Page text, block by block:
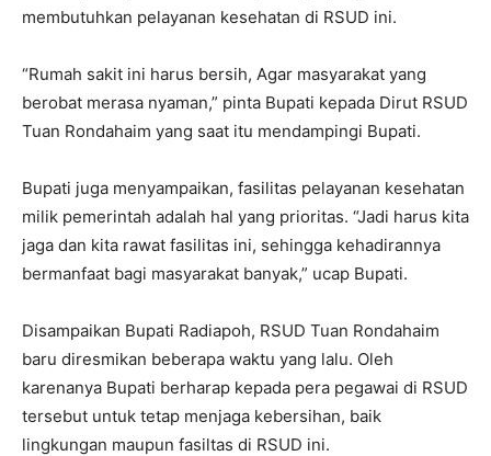
membutuhkan pelayanan kesehatan di RSUD ini.
“Rumah sakit ini harus bersih, Agar masyarakat yang
berobat merasa nyaman,” pinta Bupati kepada Dirut RSUD
Tuan Rondahaim yang saat itu mendampingi Bupati.
Bupati juga menyampaikan, fasilitas pelayanan kesehatan
milik pemerintah adalah hal yang prioritas. “Jadi harus kita
jaga dan kita rawat fasilitas ini, sehingga kehadirannya
bermanfaat bagi masyarakat banyak,” ucap Bupati.
Disampaikan Bupati Radiapoh, RSUD Tuan Rondahaim
baru diresmikan beberapa waktu yang lalu. Oleh
karenanya Bupati berharap kepada pera pegawai di RSUD
tersebut untuk tetap menjaga kebersihan, baik
lingkungan maupun fasiltas di RSUD ini.